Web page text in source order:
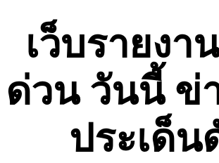
เว็บรายงา
ด่วน วันนี้ ข่
ประเด็น